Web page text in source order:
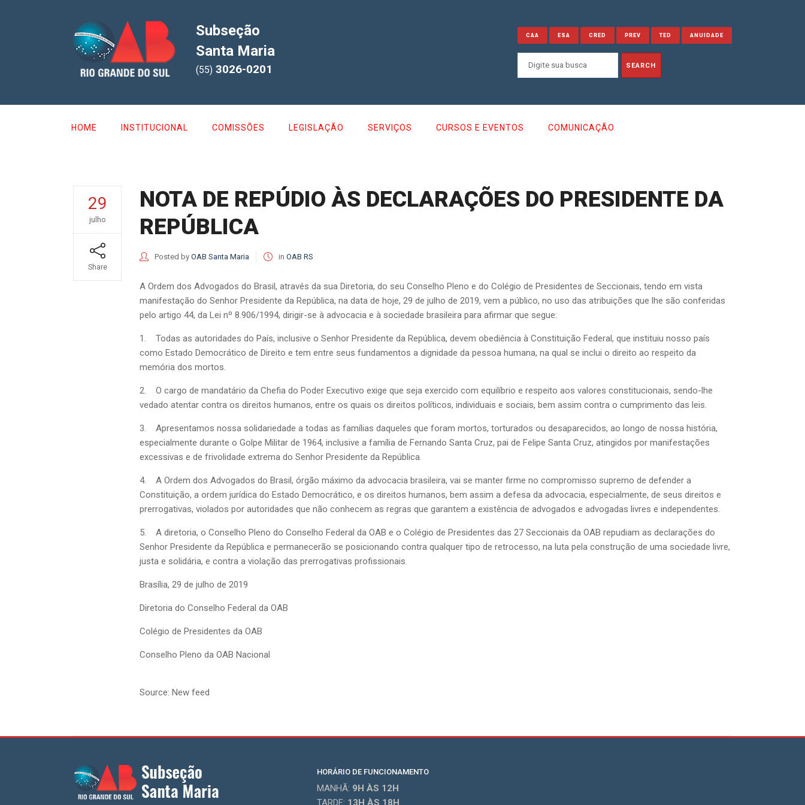
Subseção
Santa Maria
(55) 3026-0201
CAA ESA CRED PREV TED ANUIDADE
HOME INSTITUCIONAL COMISSÕES LEGISLAÇÃO SERVIÇOS CURSOS E EVENTOS COMUNICAÇÃO
29
julho
Share
NOTA DE REPÚDIO ÀS DECLARAÇÕES DO PRESIDENTE DA
REPÚBLICA
Posted by OAB Santa Maria in OAB RS
A Ordem dos Advogados do Brasil, através da sua Diretoria, do seu Conselho Pleno e do Colégio de Presidentes de Seccionais, tendo em vista
manifestação do Senhor Presidente da República, na data de hoje, 29 de julho de 2019, vem a público, no uso das atribuições que lhe são conferidas
pelo artigo 44, da Lei nº 8.906/1994, dirigir-se à advocacia e à sociedade brasileira para afirmar que segue:
1. Todas as autoridades do País, inclusive o Senhor Presidente da República, devem obediência à Constituição Federal, que instituiu nosso país
como Estado Democrático de Direito e tem entre seus fundamentos a dignidade da pessoa humana, na qual se inclui o direito ao respeito da
memória dos mortos.
2. O cargo de mandatário da Chefia do Poder Executivo exige que seja exercido com equilíbrio e respeito aos valores constitucionais, sendo-lhe
vedado atentar contra os direitos humanos, entre os quais os direitos políticos, individuais e sociais, bem assim contra o cumprimento das leis.
3. Apresentamos nossa solidariedade a todas as famílias daqueles que foram mortos, torturados ou desaparecidos, ao longo de nossa história,
especialmente durante o Golpe Militar de 1964, inclusive a família de Fernando Santa Cruz, pai de Felipe Santa Cruz, atingidos por manifestações
excessivas e de frivolidade extrema do Senhor Presidente da República.
4. A Ordem dos Advogados do Brasil, órgão máximo da advocacia brasileira, vai se manter firme no compromisso supremo de defender a
Constituição, a ordem jurídica do Estado Democrático, e os direitos humanos, bem assim a defesa da advocacia, especialmente, de seus direitos e
prerrogativas, violados por autoridades que não conhecem as regras que garantem a existência de advogados e advogadas livres e independentes.
5. A diretoria, o Conselho Pleno do Conselho Federal da OAB e o Colégio de Presidentes das 27 Seccionais da OAB repudiam as declarações do
Senhor Presidente da República e permanecerão se posicionando contra qualquer tipo de retrocesso, na luta pela construção de uma sociedade livre,
justa e solidária, e contra a violação das prerrogativas profissionais.
Brasília, 29 de julho de 2019
Diretoria do Conselho Federal da OAB
Colégio de Presidentes da OAB
Conselho Pleno da OAB Nacional
Source: New feed
HORÁRIO DE FUNCIONAMENTO
MANHÃ: 9H ÀS 12H
TARDE: 13H ÀS 18H